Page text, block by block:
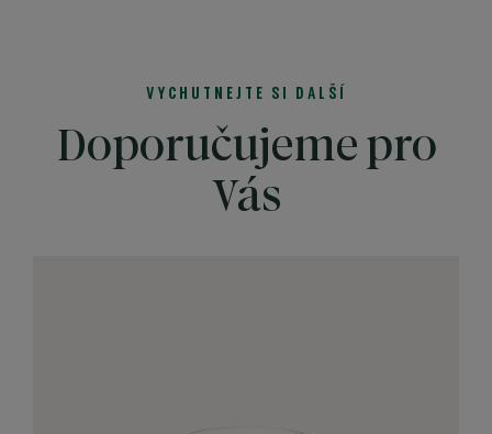
VYCHUTNEJTE SI DALŠÍ
Doporučujeme pro
Vás